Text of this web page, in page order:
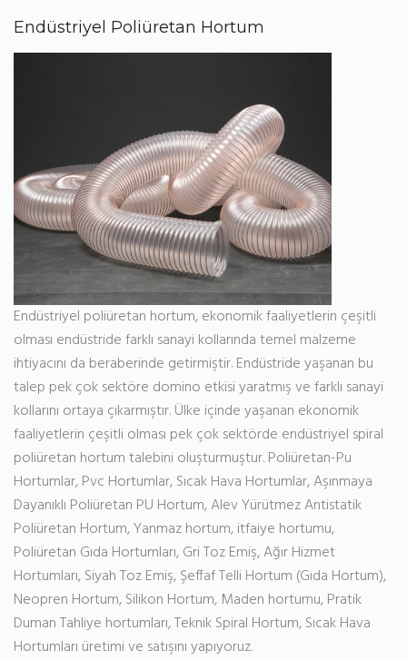
Endüstriyel Poliüretan Hortum
Endüstriyel poliüretan hortum, ekonomik faaliyetlerin çeşitli
olması endüstride farklı sanayi kollarında temel malzeme
ihtiyacını da beraberinde getirmiştir. Endüstride yaşanan bu
talep pek çok sektöre domino etkisi yaratmış ve farklı sanayi
kollarını ortaya çıkarmıştır. Ülke içinde yaşanan ekonomik
faaliyetlerin çeşitli olması pek çok sektörde endüstriyel spiral
poliüretan hortum talebini oluşturmuştur. Poliüretan-Pu
Hortumlar, Pvc Hortumlar, Sıcak Hava Hortumlar, Aşınmaya
Dayanıklı Poliüretan PU Hortum, Alev Yürütmez Antistatik
Poliüretan Hortum, Yanmaz hortum, itfaiye hortumu,
Poliüretan Gıda Hortumları, Gri Toz Emiş, Ağır Hizmet
Hortumları, Siyah Toz Emiş, Şeffaf Telli Hortum (Gıda Hortum),
Neopren Hortum, Silikon Hortum, Maden hortumu, Pratik
Duman Tahliye hortumları, Teknik Spiral Hortum, Sıcak Hava
Hortumları üretimi ve satışını yapıyoruz.